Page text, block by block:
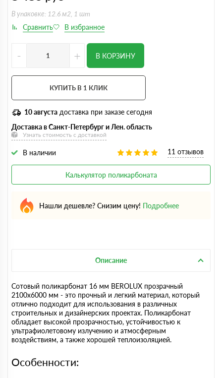
В упаковке: 12.6 м2, 1 шт
- + В КОРЗИНУ
КУПИТЬ В 1 КЛИК
10 августа доставка при заказе сегодня
Доставка в Санкт-Петербург и Лен. область
Узнать стоимость с доставкой
В наличии 11 отзывов
Калькулятор поликарбоната
Нашли дешевле? Снизим цену! Подробнее
Описание
Сотовый поликарбонат 16 мм BEROLUX прозрачный
2100х6000 мм - это прочный и легкий материал, который
отлично подходит для использования в различных
строительных и дизайнерских проектах. Поликарбонат
обладает высокой прозрачностью, устойчивостью к
ультрафиолетовому излучению и атмосферным
воздействиям, а также хорошей теплоизоляцией.
Особенности: